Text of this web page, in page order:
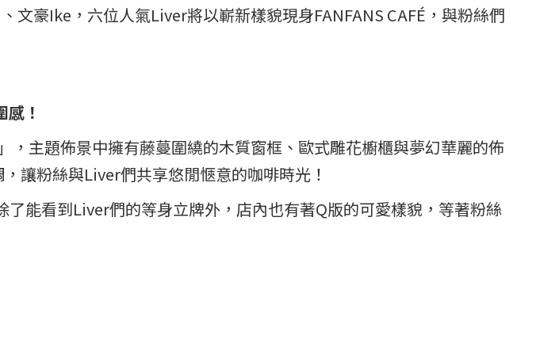
豪Ike，六位人氣Liver將以嶄新樣貌現身FANFANS CAFÉ，與粉絲們
！
主題佈景中擁有藤蔓圍繞的木質窗框、歐式雕花櫥櫃與夢幻華麗的佈
讓粉絲與Liver們共享悠閒愜意的咖啡時光！
能看到Liver們的等身立牌外，店內也有著Q版的可愛樣貌，等著粉絲